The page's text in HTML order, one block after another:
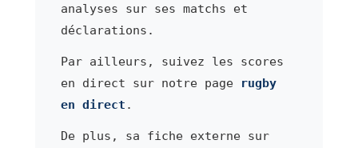
analyses sur ses matchs et
déclarations.
Par ailleurs, suivez les scores
en direct sur notre page
rugby
en direct .
De plus, sa fiche externe sur